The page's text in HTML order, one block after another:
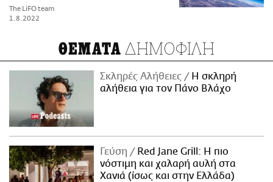
The LiFO team
1.8.2022
ΘΕΜΑΤΑ ΔΗΜΟΦΙΛΗ
Σκληρές Αλήθειες
H σκληρή
αλήθεια για τον Πάνο Βλάχο
Γεύση
Red Jane Grill: Η πιο
νόστιμη και χαλαρή αυλή στα
Χανιά (ίσως και στην Ελλάδα)